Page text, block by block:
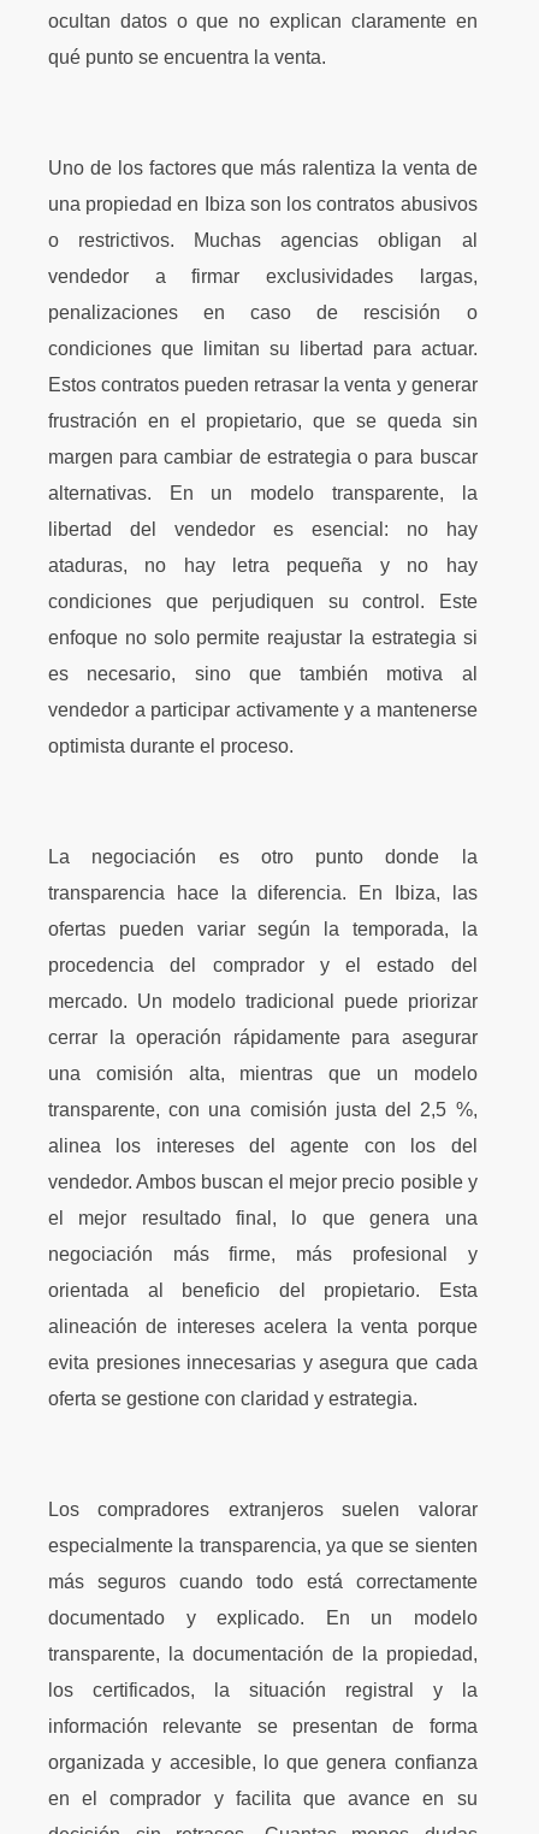
ocultan datos o que no explican claramente en
qué punto se encuentra la venta.
Uno de los factores que más ralentiza la venta de
una propiedad en Ibiza son los contratos abusivos
o restrictivos. Muchas agencias obligan al
vendedor a firmar exclusividades largas,
penalizaciones en caso de rescisión o
condiciones que limitan su libertad para actuar.
Estos contratos pueden retrasar la venta y generar
frustración en el propietario, que se queda sin
margen para cambiar de estrategia o para buscar
alternativas. En un modelo transparente, la
libertad del vendedor es esencial: no hay
ataduras, no hay letra pequeña y no hay
condiciones que perjudiquen su control. Este
enfoque no solo permite reajustar la estrategia si
es necesario, sino que también motiva al
vendedor a participar activamente y a mantenerse
optimista durante el proceso.
La negociación es otro punto donde la
transparencia hace la diferencia. En Ibiza, las
ofertas pueden variar según la temporada, la
procedencia del comprador y el estado del
mercado. Un modelo tradicional puede priorizar
cerrar la operación rápidamente para asegurar
una comisión alta, mientras que un modelo
transparente, con una comisión justa del 2,5 %,
alinea los intereses del agente con los del
vendedor. Ambos buscan el mejor precio posible y
el mejor resultado final, lo que genera una
negociación más firme, más profesional y
orientada al beneficio del propietario. Esta
alineación de intereses acelera la venta porque
evita presiones innecesarias y asegura que cada
oferta se gestione con claridad y estrategia.
Los compradores extranjeros suelen valorar
especialmente la transparencia, ya que se sienten
más seguros cuando todo está correctamente
documentado y explicado. En un modelo
transparente, la documentación de la propiedad,
los certificados, la situación registral y la
información relevante se presentan de forma
organizada y accesible, lo que genera confianza
en el comprador y facilita que avance en su